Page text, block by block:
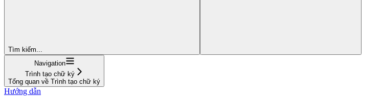
Tìm kiếm...
Navigation
Trình tạo chữ ký
Tổng quan về Trình tạo chữ ký
Hướng dẫn